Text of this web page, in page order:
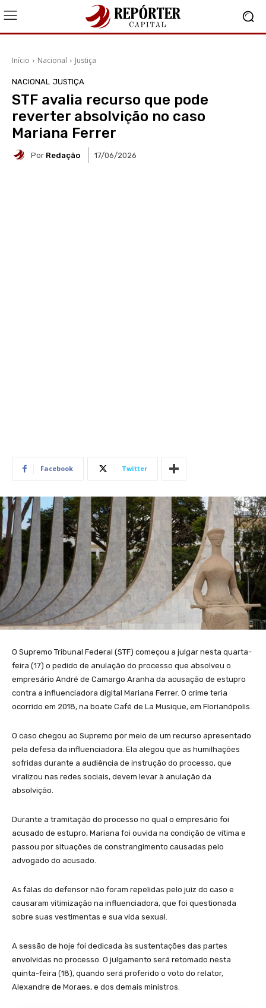
Início Nacional Justiça
NACIONAL JUSTIÇA
STF avalia recurso que pode
reverter absolvição no caso
Mariana Ferrer
Por Redação 17/06/2026
Facebook Twitter
O Supremo Tribunal Federal (STF) começou a julgar nesta quarta-
feira (17) o pedido de anulação do processo que absolveu o
empresário André de Camargo Aranha da acusação de estupro
contra a influenciadora digital Mariana Ferrer. O crime teria
ocorrido em 2018, na boate Café de La Musique, em Florianópolis.
O caso chegou ao Supremo por meio de um recurso apresentado
pela defesa da influenciadora. Ela alegou que as humilhações
sofridas durante a audiência de instrução do processo, que
viralizou nas redes sociais, devem levar à anulação da
absolvição.
Durante a tramitação do processo no qual o empresário foi
acusado de estupro, Mariana foi ouvida na condição de vítima e
passou por situações de constrangimento causadas pelo
advogado do acusado.
As falas do defensor não foram repelidas pelo juiz do caso e
causaram vitimização na influenciadora, que foi questionada
sobre suas vestimentas e sua vida sexual.
A sessão de hoje foi dedicada às sustentações das partes
envolvidas no processo. O julgamento será retomado nesta
quinta-feira (18), quando será proferido o voto do relator,
Alexandre de Moraes, e dos demais ministros.